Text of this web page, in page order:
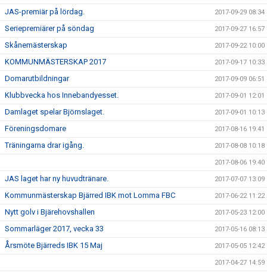
JAS-premiär på lördag. 2017-09-29 08:34
Seriepremiärer på söndag 2017-09-27 16:57
Skånemästerskap 2017-09-22 10:00
KOMMUNMÄSTERSKAP 2017 2017-09-17 10:33
Domarutbildningar 2017-09-09 06:51
Klubbvecka hos Innebandyesset. 2017-09-01 12:01
Damlaget spelar Björnslaget. 2017-09-01 10:13
Föreningsdomare 2017-08-16 19:41
Träningarna drar igång. 2017-08-08 10:18
2017-08-06 19:40
JAS laget har ny huvudtränare. 2017-07-07 13:09
Kommunmästerskap Bjärred IBK mot Lomma FBC 2017-06-22 11:22
Nytt golv i Bjärehovshallen 2017-05-23 12:00
Sommarläger 2017, vecka 33 2017-05-16 08:13
Årsmöte Bjärreds IBK 15 Maj 2017-05-05 12:42
2017-04-27 14:59